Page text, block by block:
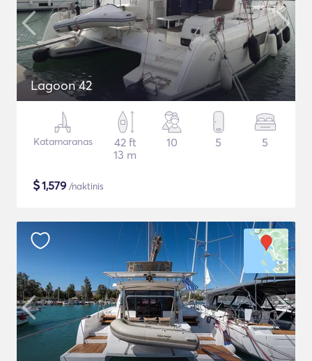
Lagoon 42
Katamaranas
42 ft
13 m
10 5 5
$1,579 /naktinis